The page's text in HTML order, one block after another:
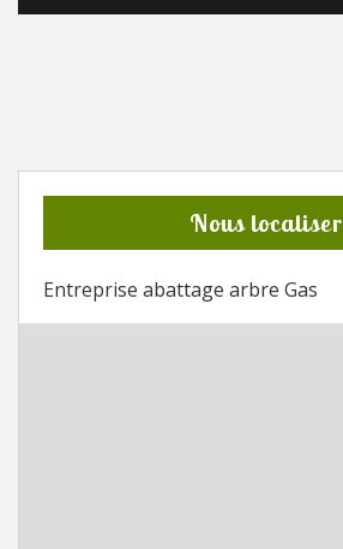
Nous localiser
Entreprise abattage arbre Gas